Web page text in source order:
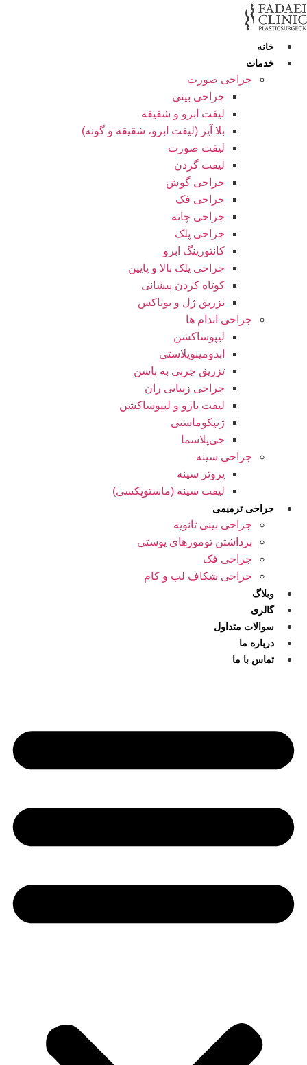
پرش
به
خانه
خدمات
جراحی صورت
جراحی بینی
لیفت ابرو و شقیقه
بلا آیز (لیفت ابرو، شقیقه و گونه)
لیفت صورت
لیفت گردن
جراحی گوش
جراحی فک
جراحی چانه
جراحی پلک
کانتورینگ ابرو
جراحی پلک بالا و پایین
کوتاه کردن پیشانی
تزریق ژل و بوتاکس
جراحی اندام ها
لیپوساکشن
ابدومینوپلاستی
تزریق چربی به باسن
جراحی زیبایی ران
لیفت بازو و لیپوساکشن
ژنیکوماستی
جی‌پلاسما
جراحی سینه
پروتز سینه
لیفت سینه (ماستوپکسی)
جراحی ترمیمی
جراحی بینی ثانویه
برداشتن تومورهای پوستی
جراحی فک
جراحی شکاف لب و کام
وبلاگ
گالری
سوالات متداول
درباره ما
تماس با ما